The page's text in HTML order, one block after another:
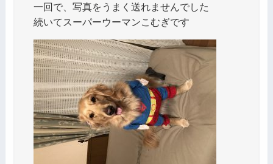
一回で、写真をうまく送れませんでした
続いてスーパーウーマンこむぎです